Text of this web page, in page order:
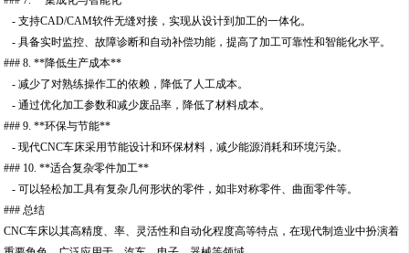
- 支持CAD/CAM软件无缝对接，实现从设计到加工的一体化。
- 具备实时监控、故障诊断和自动补偿功能，提高了加工可靠性和智能化水平。
### 8. **降低生产成本**
- 减少了对熟练操作工的依赖，降低了人工成本。
- 通过优化加工参数和减少废品率，降低了材料成本。
### 9. **环保与节能**
- 现代CNC车床采用节能设计和环保材料，减少能源消耗和环境污染。
### 10. **适合复杂零件加工**
- 可以轻松加工具有复杂几何形状的零件，如非对称零件、曲面零件等。
### 总结
CNC车床以其高精度、率、灵活性和自动化程度高等特点，在现代制造业中扮演着